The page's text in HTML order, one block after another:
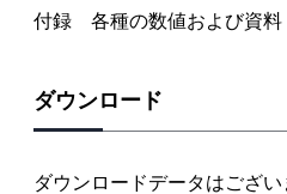
付録 各種の数値および資料
ダウンロード
ダウンロードデータはござい